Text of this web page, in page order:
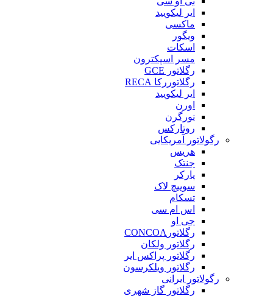
ایر لیکویید
ماکسی
ویگور
اسکات
مسر اسپکترون
رگلاتور GCE
رگلاتوررکا RECA
ایر لیکویید
اورن
نورگرن
روتارکس
رگولاتور آمریکایی
هریس
جنتک
پارکر
سوییچ لاک
تسکام
اس ام سی
جی او
رگلاتورCONCOA
رگلاتور ولکان
رگلاتور پراکس ایر
رگلاتور ویلکرسون
رگولاتور ایرانی
رگلاتور گاز شهری